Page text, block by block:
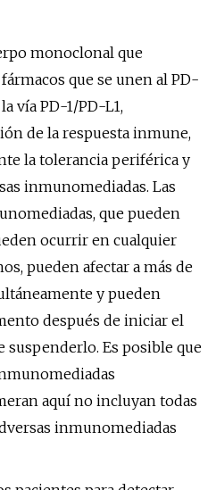
monoclonal que
que se unen al PD-
vía PD-1/PD-L1,
de la respuesta inmune,
la tolerancia periférica y
inmunomediadas. Las
que pueden
ocurrir en cualquier
pueden afectar a más de
y pueden
después de iniciar el
suspenderlo. Es posible que
aquí no incluyan todas
inmunomediadas